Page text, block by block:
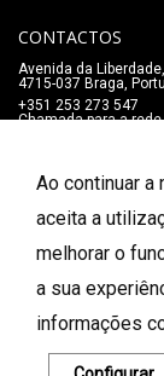
Ao continuar a
aceita a
melhorar o
a sua
informações
CONTACTOS
Avenida da
4715-037 Braga,
+351 253 273 547
Chamada para a
FORMAS DE
© 2026 Salão